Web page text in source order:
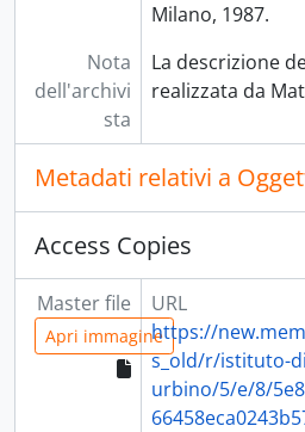
Milano, 1987.
Nota
dell'archivi
sta
La descrizione
realizzata da
Metadati relativi a
Access Copies
Master file
Apri immagine
URL
https://
s_old/r/istituto-
urbino/5/e/8/